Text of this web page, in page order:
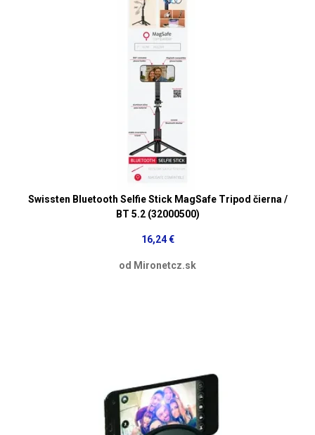
Swissten Bluetooth Selfie Stick MagSafe Tripod čierna /
BT 5.2 (32000500)
16,24 €
od Mironetcz.sk